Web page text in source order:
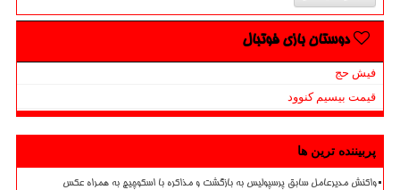
دوستان بازی فوتبال
فیش حج
قیمت بیسیم کنوود
پربیننده ترین ها
واکنش مدیرعامل سابق پرسپولیس به بازگشت و مذاکره با اسکوچیچ به همراه عکس